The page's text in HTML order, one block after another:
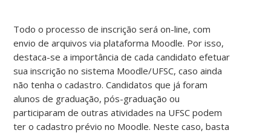
Todo o processo de inscrição será on-line, com
envio de arquivos via plataforma Moodle. Por isso,
destaca-se a importância de cada candidato efetuar
sua inscrição no sistema Moodle/UFSC, caso ainda
não tenha o cadastro. Candidatos que já foram
alunos de graduação, pós-graduação ou
participaram de outras atividades na UFSC podem
ter o cadastro prévio no Moodle. Neste caso, basta